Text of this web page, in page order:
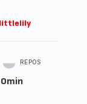
REPOS
0min